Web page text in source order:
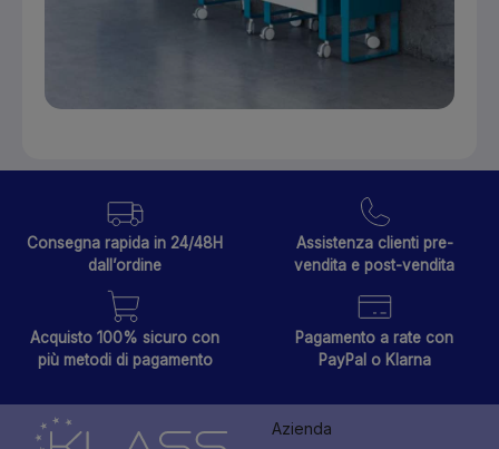
Consegna rapida in 24/48H
dall’ordine
Assistenza clienti pre-
vendita e post-vendita
Acquisto 100% sicuro con
più metodi di pagamento
Pagamento a rate con
PayPal o Klarna
Azienda